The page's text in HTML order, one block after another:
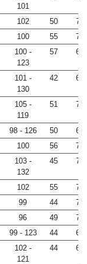
101
102 50
79
100 55
78
100 -
123
57 69
101 -
130
42 68
105 -
119
51 78
98 - 126 50
64
100 56
78
103 -
132
45 71
102 55
77
99 44
72
96 49
76
99 - 123 44
69
102 -
121
44 69